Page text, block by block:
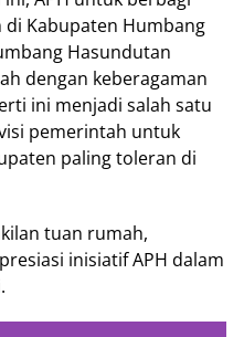
Kabupaten Humbang
Hasundutan
dengan keberagaman
ini menjadi salah satu
pemerintah untuk
paling toleran di
tuan rumah,
inisiatif APH dalam